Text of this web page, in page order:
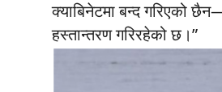
क्याबिनेटमा बन्द गरिएको
हस्तान्तरण गरिरहेको छ।”